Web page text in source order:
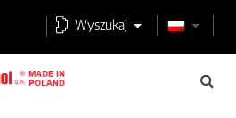
Wyszukaj